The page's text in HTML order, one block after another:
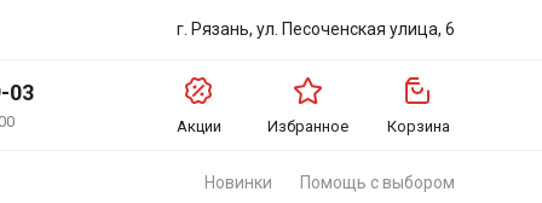
г. Рязань, ул. Песоченская улица, 6
03
Акции Избранное Корзина
Помощь с выбором
Новинки